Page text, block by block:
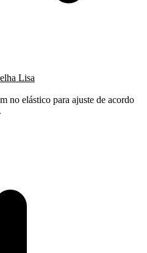
Lisa
no elástico para ajuste de acordo